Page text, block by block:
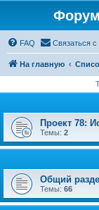
FAQ Связаться
На главную
Проект 78:
Темы: 2
Общий
Темы: 66